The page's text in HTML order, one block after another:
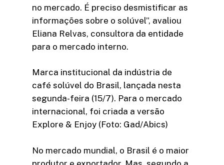
no mercado. É preciso desmistificar as
informações sobre o solúvel”, avaliou
Eliana Relvas, consultora da entidade
para o mercado interno.
Marca institucional da indústria de
café solúvel do Brasil, lançada nesta
segunda-feira (15/7). Para o mercado
internacional, foi criada a versão
Explore & Enjoy (Foto: Gad/Abics)
No mercado mundial, o Brasil é o maior